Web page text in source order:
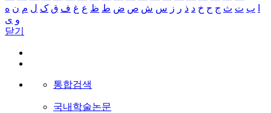
ب ت ث ج ح خ د ذ ر ز س ش ص ض ط ظ ع غ ف ق ک ل م ن ه
و ی
닫기
통합검색
국내학술논문